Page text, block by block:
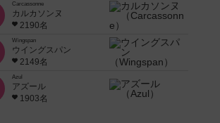
Carcassonne
カルカソンヌ
2190名
Wingspan
ウイングスパン
2149名
Azul
アズール
1903名